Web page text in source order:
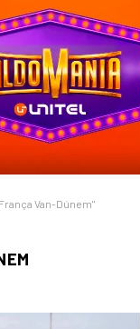
Van-Dúnem"